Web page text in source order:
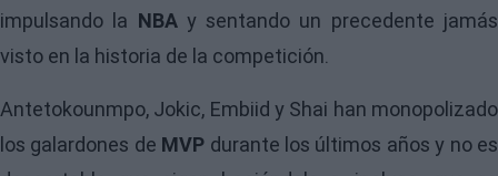
impulsando la NBAy sentando un precedente jamás
visto en la historia de la competición.
Antetokounmpo, Jokic, Embiid y Shai han monopolizado
los galardones de MVP durante los últimos años y no es